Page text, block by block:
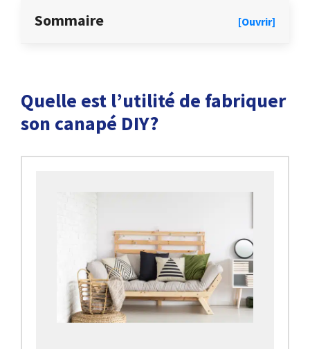
Sommaire [Ouvrir]
Quelle est l’utilité de fabriquer
son canapé DIY?